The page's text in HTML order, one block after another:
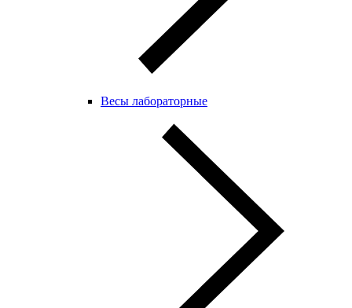
Весы лабораторные